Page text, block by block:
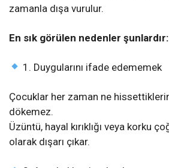
zamanla dışa vurulur.
En sık görülen nedenler şunlardır:
1. Duygularını ifade edememek
Çocuklar her zaman ne
dökemez.
Üzüntü, hayal kırıklığı veya korku
olarak dışarı çıkar.